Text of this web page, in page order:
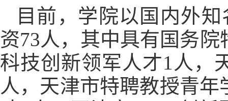
目前，学院以国内外
资73人，其中具有国务院
科技创新领军人才1人，
人，天津市特聘教授青